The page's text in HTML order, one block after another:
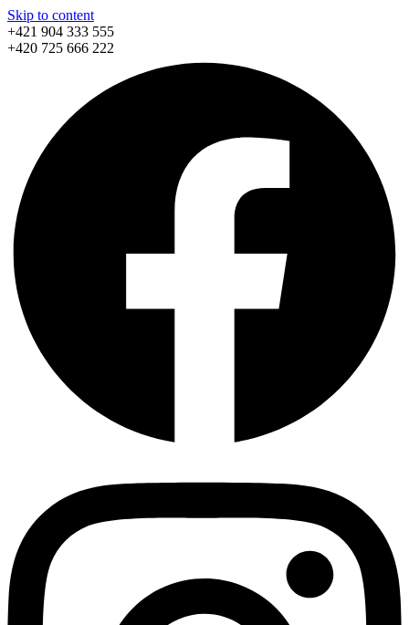
Skip to content
+421 904 333 555
+420 725 666 222